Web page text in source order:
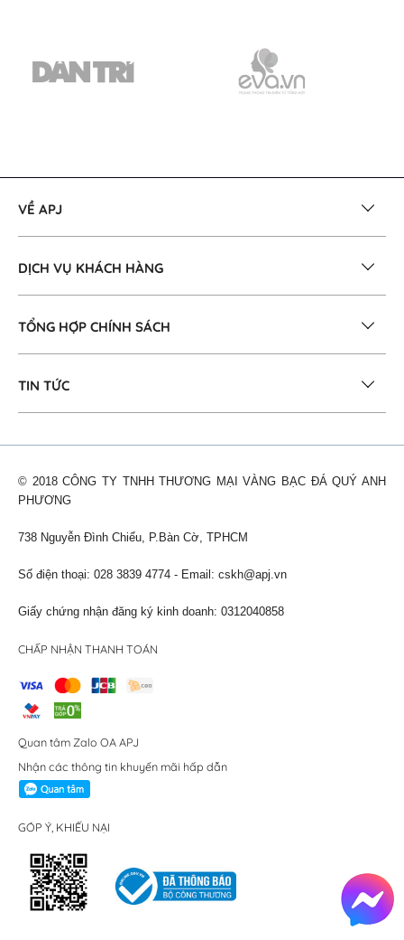
VỀ APJ
DỊCH VỤ KHÁCH HÀNG
TỔNG HỢP CHÍNH SÁCH
TIN TỨC
© 2018 CÔNG TY TNHH THƯƠNG MẠI VÀNG BẠC ĐÁ QUÝ ANH
PHƯƠNG
738 Nguyễn Đình Chiểu, P.Bàn Cờ, TPHCM
Số điện thoại: 028 3839 4774 - Email: cskh@apj.vn
Giấy chứng nhận đăng ký kinh doanh: 0312040858
CHẤP NHẬN THANH TOÁN
Quan tâm Zalo OA APJ
Nhận các thông tin khuyến mãi hấp dẫn
GÓP Ý, KHIẾU NẠI